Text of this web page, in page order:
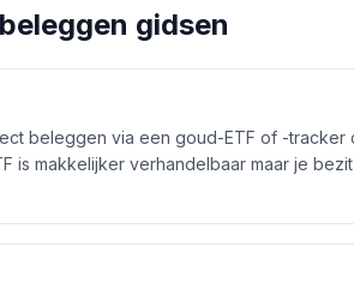
gidsen
beleggen via een goud-ETF of -
is makkelijker verhandelbaar maar je